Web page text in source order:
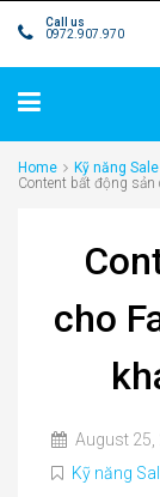
Call us
0972.907.970
Home
Kỹ năng
Content bất động sản
cho
August 25,
Kỹ năng